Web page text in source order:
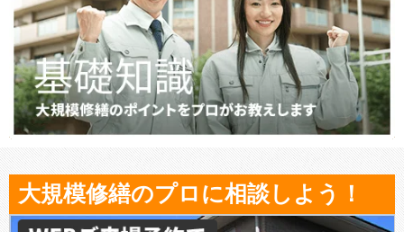
大規模修繕のプロに相談しよう！